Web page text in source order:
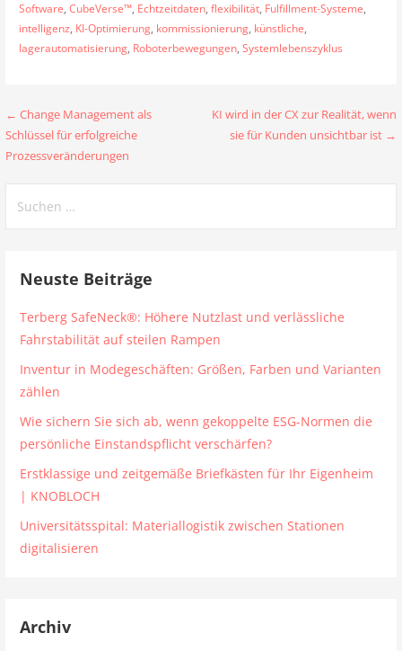
Software, CubeVerse™, Echtzeitdaten, flexibilität, Fulfillment-Systeme,
intelligenz, KI-Optimierung, kommissionierung, künstliche,
lagerautomatisierung, Roboterbewegungen, Systemlebenszyklus
Beitragsnavigation
← Change Management als
Schlüssel für erfolgreiche
Prozessveränderungen
KI wird in der CX zur Realität, wenn
sie für Kunden unsichtbar ist →
nach:
Neuste Beiträge
Terberg SafeNeck®: Höhere Nutzlast und verlässliche
Fahrstabilität auf steilen Rampen
Inventur in Modegeschäften: Größen, Farben und Varianten
zählen
Wie sichern Sie sich ab, wenn gekoppelte ESG-Normen die
persönliche Einstandspflicht verschärfen?
Erstklassige und zeitgemäße Briefkästen für Ihr Eigenheim
| KNOBLOCH
Universitätsspital: Materiallogistik zwischen Stationen
digitalisieren
Archiv